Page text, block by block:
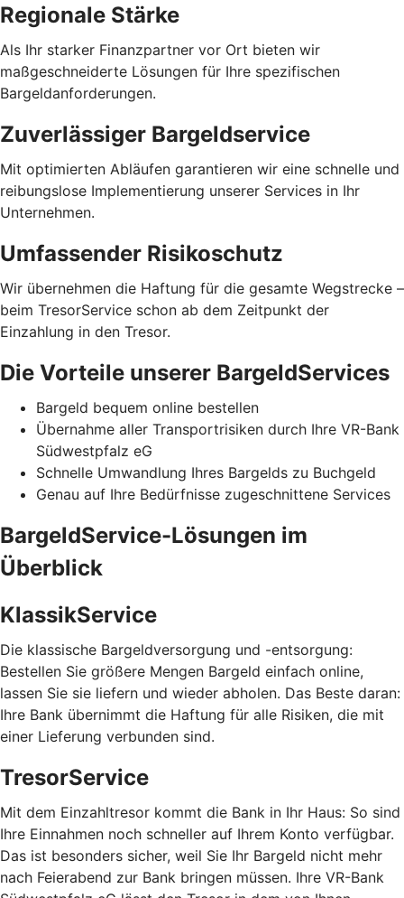
Regionale Stärke
Als Ihr starker Finanzpartner vor Ort bieten wir
maßgeschneiderte Lösungen für Ihre spezifischen
Bargeldanforderungen.
Zuverlässiger Bargeldservice
Mit optimierten Abläufen garantieren wir eine schnelle und
reibungslose Implementierung unserer Services in Ihr
Unternehmen.
Umfassender Risikoschutz
Wir übernehmen die Haftung für die gesamte Wegstrecke –
beim TresorService schon ab dem Zeitpunkt der
Einzahlung in den Tresor.
Die Vorteile unserer BargeldServices
Bargeld bequem online bestellen
Übernahme aller Transportrisiken durch Ihre VR-Bank
Südwestpfalz eG
Schnelle Umwandlung Ihres Bargelds zu Buchgeld
Genau auf Ihre Bedürfnisse zugeschnittene Services
BargeldService-Lösungen im
Überblick
KlassikService
Die klassische Bargeldversorgung und -entsorgung:
Bestellen Sie größere Mengen Bargeld einfach online,
lassen Sie sie liefern und wieder abholen. Das Beste daran:
Ihre Bank übernimmt die Haftung für alle Risiken, die mit
einer Lieferung verbunden sind.
TresorService
Mit dem Einzahltresor kommt die Bank in Ihr Haus: So sind
Ihre Einnahmen noch schneller auf Ihrem Konto verfügbar.
Das ist besonders sicher, weil Sie Ihr Bargeld nicht mehr
nach Feierabend zur Bank bringen müssen. Ihre VR-Bank